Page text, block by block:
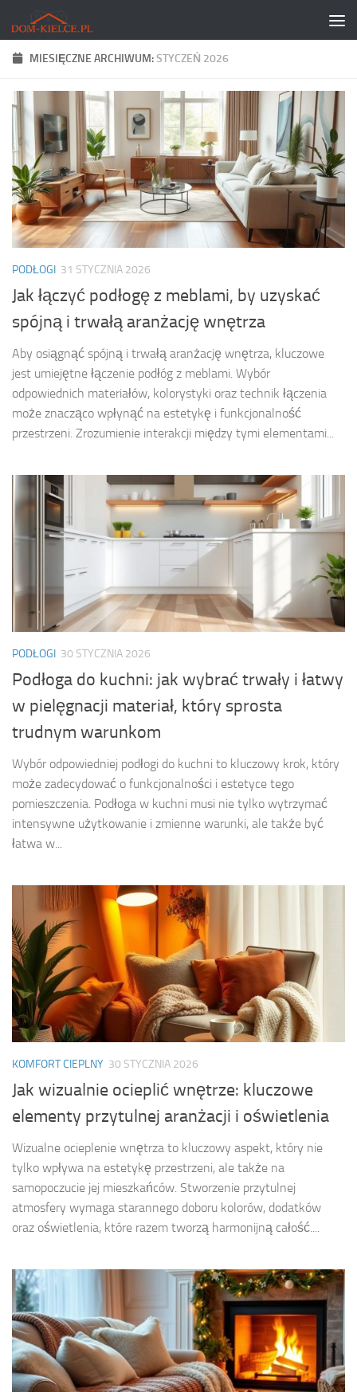
Skip to content
MIESIĘCZNE ARCHIWUM:STYCZEŃ 2026
PODŁOGI 31 STYCZNIA 2026
Jak łączyć podłogę z meblami, by uzyskać
spójną i trwałą aranżację wnętrza
Aby osiągnąć spójną i trwałą aranżację wnętrza, kluczowe
jest umiejętne łączenie podłóg z meblami. Wybór
odpowiednich materiałów, kolorystyki oraz technik łączenia
może znacząco wpłynąć na estetykę i funkcjonalność
przestrzeni. Zrozumienie interakcji między tymi elementami...
PODŁOGI 30 STYCZNIA 2026
Podłoga do kuchni: jak wybrać trwały i łatwy
w pielęgnacji materiał, który sprosta
trudnym warunkom
Wybór odpowiedniej podłogi do kuchni to kluczowy krok, który
może zadecydować o funkcjonalności i estetyce tego
pomieszczenia. Podłoga w kuchni musi nie tylko wytrzymać
intensywne użytkowanie i zmienne warunki, ale także być
łatwa w...
KOMFORT CIEPLNY 30 STYCZNIA 2026
Jak wizualnie ocieplić wnętrze: kluczowe
elementy przytulnej aranżacji i oświetlenia
Wizualne ocieplenie wnętrza to kluczowy aspekt, który nie
tylko wpływa na estetykę przestrzeni, ale także na
samopoczucie jej mieszkańców. Stworzenie przytulnej
atmosfery wymaga starannego doboru kolorów, dodatków
oraz oświetlenia, które razem tworzą harmonijną całość....